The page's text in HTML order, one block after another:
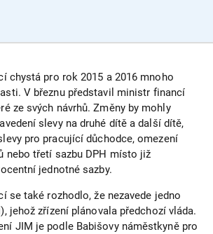
chystá pro rok 2015 a 2016 mnoho
V březnu představil ministr financí
ze svých návrhů. Změny by mohly
slevy na druhé dítě a další dítě,
pro pracující důchodce, omezení
nebo třetí sazbu DPH místo již
jednotné sazby.
se také rozhodlo, že nezavede jedno
jehož zřízení plánovala předchozí vláda.
JIM je podle Babišovy náměstkyně pro